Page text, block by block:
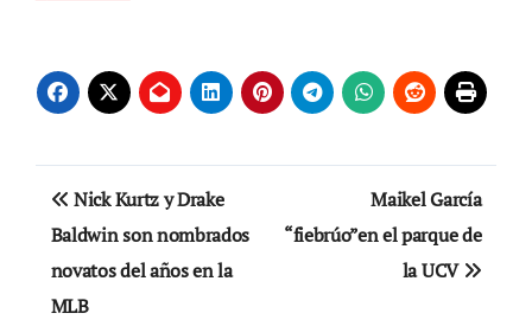
Navegación
de
entradas
Nick Kurtz y Drake
Baldwin son nombrados
novatos del años en la
MLB
Maikel García
“fiebrúo”en el parque de
la UCV